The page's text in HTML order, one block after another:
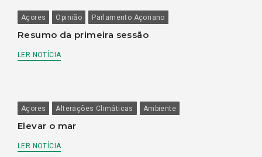
Açores Opinião Parlamento Açoriano
Resumo da primeira sessão
LER NOTÍCIA
Açores Alterações Climáticas Ambiente
Elevar o mar
LER NOTÍCIA